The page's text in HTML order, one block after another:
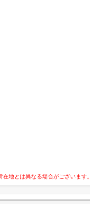
地とは異なる場合がございます。